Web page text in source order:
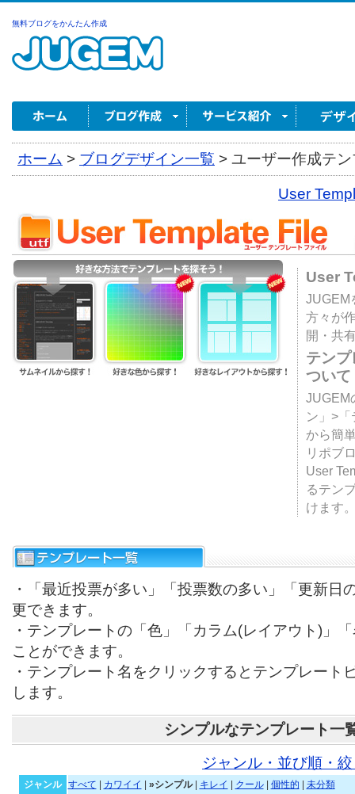
無料ブログをかんたん作成
ホーム > ブログデザイン一覧 > ユーザー作成テ
User
User
JUGEM
方々が
開・共
テン
ついて
JUGEM
ン」>
から簡
リポブ
User
るテン
けます
・「最近投票が多い」「投票数の多い」「更新日
更できます。
・テンプレートの「色」「カラム(レイアウト)」
ことができます。
・テンプレート名をクリックするとテンプレート
します。
シンプルなテンプレート一
ジャンル・並び順・
ジャンル すべて カワイイ »シンプル| キレイ クール| 個性的
未分類